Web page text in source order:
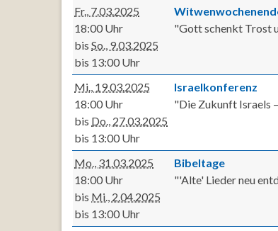
Fr., 7.03.2025
18:00 Uhr
bis So., 9.03.2025
bis 13:00 Uhr
"Gott schenkt Trost
Mi., 19.03.2025
18:00 Uhr
bis Do., 27.03.2025
bis 13:00 Uhr
Israelkonferenz
"Die Zukunft Israels
Mo., 31.03.2025
18:00 Uhr
bis Mi., 2.04.2025
bis 13:00 Uhr
Bibeltage
"'Alte' Lieder neu